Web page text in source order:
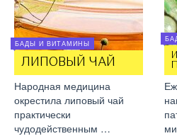
БАДЫ И ВИТАМИНЫ
ЛИПОВЫЙ ЧАЙ
Народная медицина
окрестила липовый чай
практически
чудодейственным …